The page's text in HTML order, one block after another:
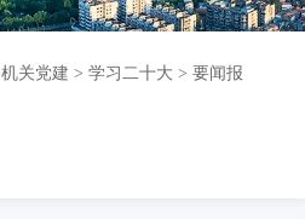
机关党建 > 学习二十大 > 要闻报